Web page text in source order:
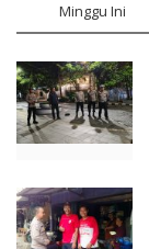
Minggu Ini